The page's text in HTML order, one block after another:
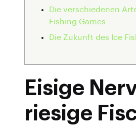
Die verschiedenen
Fishing Games
Die Zukunft des Ice
Eisige
riesige